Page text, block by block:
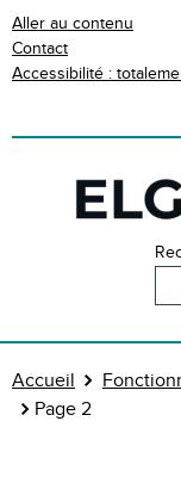
Aller au contenu
Contact
Accessibilité :
Accueil
Page 2